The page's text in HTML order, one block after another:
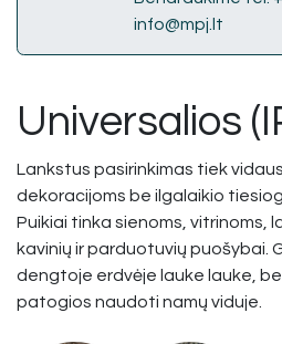
info@mpj.lt
Universalios
Lankstus pasirinkimas tiek
dekoracijoms be ilgalaikio
Puikiai tinka sienoms, vitrinoms,
kavinių ir parduotuvių puošybai.
dengtoje erdvėje lauke lauke,
patogios naudoti namų viduje.